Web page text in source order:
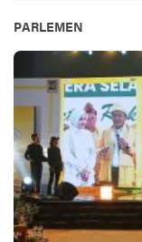
PARLEMEN